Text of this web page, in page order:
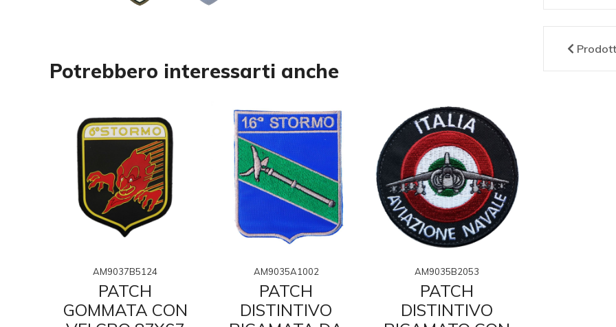
Potrebbero interessarti anche
AM9037B5124
PATCH
GOMMATA CON
AM9035A1002
PATCH
DISTINTIVO
AM9035B2053
PATCH
DISTINTIVO